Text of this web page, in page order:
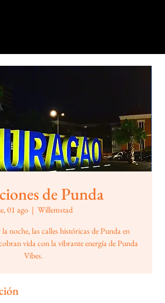
de Punda
01 ago
  |
Willemstad
noche, las calles históricas de Punda en
vida con la vibrante energía de Punda
Vibes.